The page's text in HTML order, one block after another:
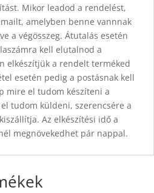
Mikor leadod a rendelést,
amelyben benne vannnak
a végösszeg. Átutalás esetén
kell elutalnod a
elkészítjük a rendelt terméked
esetén pedig a postásnak kell
mire el tudom készíteni a
tudom küldeni, szerencsére a
Az elkészítési idő a
megnövekedhet pár nappal.